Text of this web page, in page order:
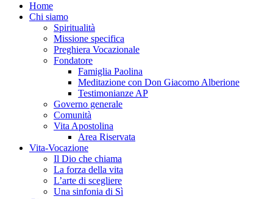
Home
Chi siamo
Spiritualità
Missione specifica
Preghiera Vocazionale
Fondatore
Famiglia Paolina
Meditazione con Don Giacomo Alberione
Testimonianze AP
Governo generale
Comunità
Vita Apostolina
Area Riservata
Vita-Vocazione
Il Dio che chiama
La forza della vita
L’arte di scegliere
Una sinfonia di Sì